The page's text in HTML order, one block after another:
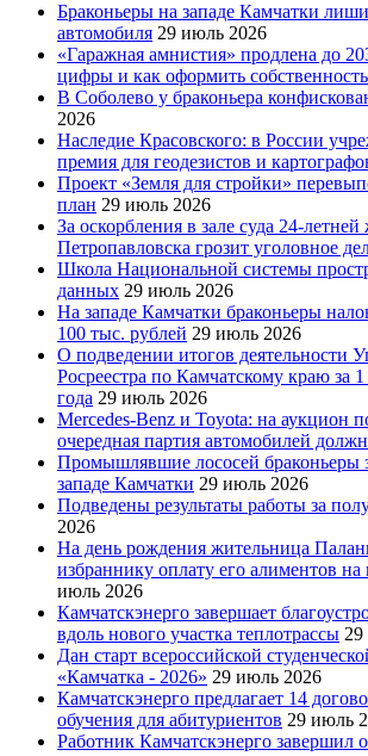
Браконьеры на западе Камчатки
автомобиля 29 июль 2026
«Гаражная амнистия» продлена до
цифры и как оформить собственность
В Соболево у браконьера
2026
Наследие Красовского: в России
премия для геодезистов и
Проект «Земля для стройки»
план 29 июль 2026
За оскорбления в зале суда 24-
Петропавловска грозит уголовное
Школа Национальной системы
данных 29 июль 2026
На западе Камчатки браконьеры
100 тыс. рублей 29 июль 2026
О подведении итогов деятельности
Росреестра по Камчатскому краю за
года 29 июль 2026
Mercedes-Benz и Toyota: на аукцион
очередная партия автомобилей
Промышлявшие лососей браконьеры
западе Камчатки 29 июль 2026
Подведены результаты работы за
2026
На день рождения жительница
избраннику оплату его алиментов
июль 2026
Камчатскэнерго завершает
вдоль нового участка теплотрассы
Дан старт всероссийской
«Камчатка - 2026» 29 июль 2026
Камчатскэнерго предлагает 14
обучения для абитуриентов 29 июль
Работник Камчатскэнерго завершил